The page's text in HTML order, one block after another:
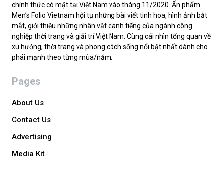
chính thức có mặt tại Việt Nam vào tháng 11/2020. Ấn phẩm
Men’s Folio Vietnam hội tụ những bài viết tinh hoa, hình ảnh bắt
mắt, giới thiệu những nhân vật danh tiếng của ngành công
nghiệp thời trang và giải trí Việt Nam. Cùng cái nhìn tổng quan về
xu hướng, thời trang và phong cách sống nổi bật nhất dành cho
phái mạnh theo từng mùa/năm.
Pages
About Us
Contact Us
Advertising
Media Kit